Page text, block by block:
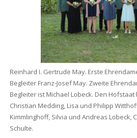
Reinhard I. Gertrude May. Erste
Begleiter Franz-Josef May. Zweite
Begleiter ist Michael Lobeck. Den
Christian Medding, Lisa und Philipp
Kimmlinghoff, Silvia und Andreas Lobeck,
Schulte.